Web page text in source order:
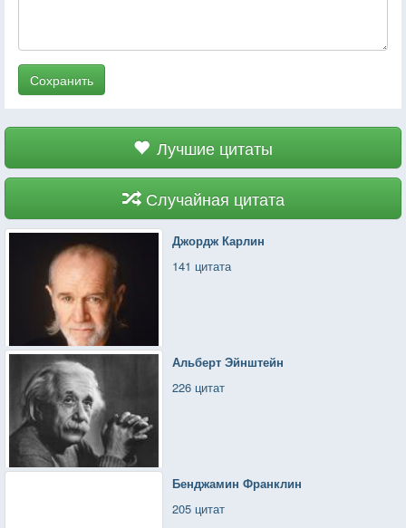
Сохранить
Лучшие цитаты
Случайная цитата
Джордж Карлин
141 цитата
Альберт Эйнштейн
226 цитат
Бенджамин Франклин
205 цитат